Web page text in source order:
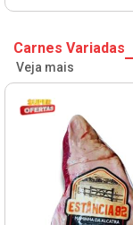
Carnes Variadas
Veja mais